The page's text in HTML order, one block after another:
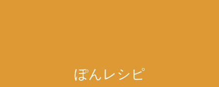
ぽんレシピ